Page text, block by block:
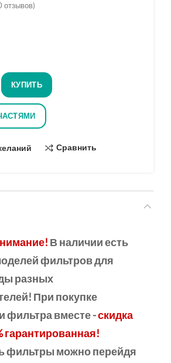
отзывов)
КУПИТЬ
Сравнить
В наличии есть
фильтров для
разных
При покупке
фильтра вместе -скидка
гарантированная!
фильтры можно перейдя